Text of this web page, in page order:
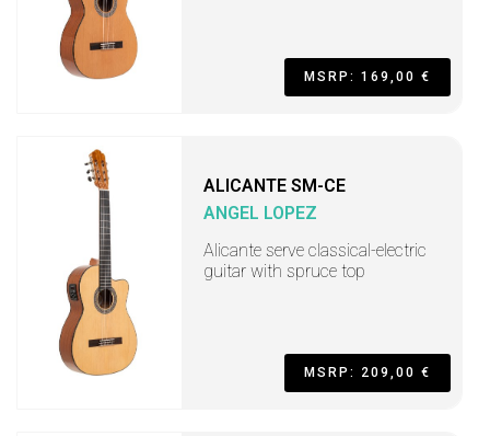
MSRP: 169,00 €
ALICANTE SM-CE
ANGEL LOPEZ
Alicante serve classical-electric
guitar with spruce top
MSRP: 209,00 €